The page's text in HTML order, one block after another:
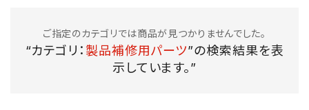
ご指定のカテゴリでは商品が見つかりませんでした。
“カテゴリ： 製品補修用パーツ”の検索結果を表
示しています。”